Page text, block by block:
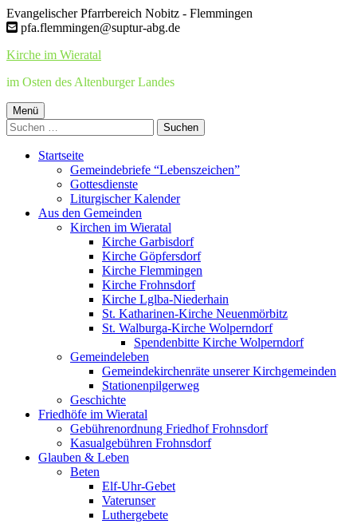
Springe
zum
Evangelischer Pfarrbereich Nobitz - Flemmingen
pfa.flemmingen@suptur-abg.de
Kirche im Wieratal
im Osten des Altenburger Landes
Primäres
Menü
Menü
Suchen
nach:
Startseite
Gemeindebriefe “Lebenszeichen”
Gottesdienste
Liturgischer Kalender
Aus den Gemeinden
Kirchen im Wieratal
Kirche Garbisdorf
Kirche Göpfersdorf
Kirche Flemmingen
Kirche Frohnsdorf
Kirche Lglba-Niederhain
St. Katharinen-Kirche Neuenmörbitz
St. Walburga-Kirche Wolperndorf
Spendenbitte Kirche Wolperndorf
Gemeindeleben
Gemeindekirchenräte unserer Kirchgemeinden
Stationenpilgerweg
Geschichte
Friedhöfe im Wieratal
Gebührenordnung Friedhof Frohnsdorf
Kasualgebühren Frohnsdorf
Glauben & Leben
Beten
Elf-Uhr-Gebet
Vaterunser
Luthergebete